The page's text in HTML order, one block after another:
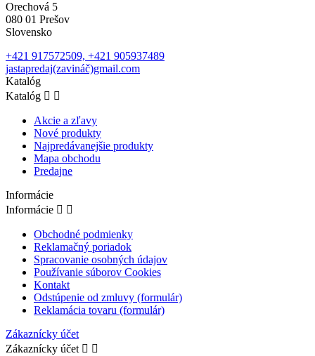
Orechová 5
080 01 Prešov
Slovensko
+421 917572509, +421 905937489
jastapredaj(zavináč)gmail.com
Katalóg
Katalóg  
Akcie a zľavy
Nové produkty
Najpredávanejšie produkty
Mapa obchodu
Predajne
Informácie
Informácie  
Obchodné podmienky
Reklamačný poriadok
Spracovanie osobných údajov
Používanie súborov Cookies
Kontakt
Odstúpenie od zmluvy (formulár)
Reklamácia tovaru (formulár)
Zákaznícky účet
Zákaznícky účet  